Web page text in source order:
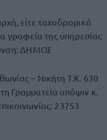
είτε ταχυδρομικά
γραφεία της υπηρεσίας
ΔΗΜΟΣ
– Νικήτη Τ.Κ. 630
Γραμματεία υπόψιν κ.
23753